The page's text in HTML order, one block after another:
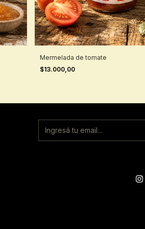
Mermelada de tomate
$13.000,00